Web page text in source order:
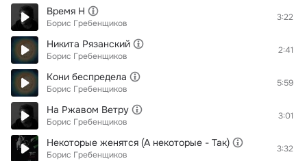
Время Н
Борис Гребенщиков
3:22
Никита Рязанский
Борис Гребенщиков
2:41
Кони беспредела
Борис Гребенщиков
5:59
На Ржавом Ветру
Борис Гребенщиков
3:01
Некоторые женятся (А некоторые - Так)
Борис Гребенщиков
3:32